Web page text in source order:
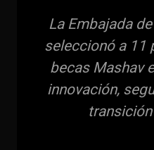
La Embajada
seleccionó a 11
becas Mashav
innovación,